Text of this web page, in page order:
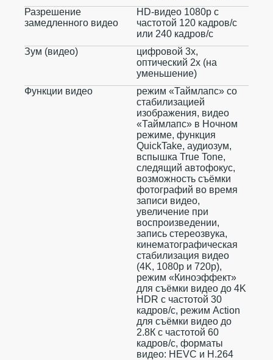
Разрешение
замедленного видео
HD-видео 1080р c
частотой 120 кадров/ с
или 240 кадров/ с
Зум (видео)
цифровой 3х,
оптический 2x (на
уменьшение)
Функции видео
режим «Таймлапс» со
стабилизацией
изображения, видео
«Таймлапс» в Ночном
режиме, функция
QuickTake, аудиозум,
вспышка True Tone,
следящий автофокус,
возможность съёмки
фотографий во время
записи видео,
увеличение при
воспроизведении,
запись стереозвука,
кинематографическая
стабилизация видео
(4K, 1080p и 720p),
режим «Киноэффект»
для съёмки видео до 4K
HDR с частотой 30
кадров/с, режим Action
для съёмки видео до
2.8К с частотой 60
кадров/с, форматы
видео: HEVC и H.264